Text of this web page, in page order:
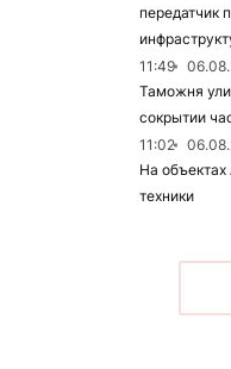
передатчик
11:49
Таможня
сокрытии
11:02
На
техники